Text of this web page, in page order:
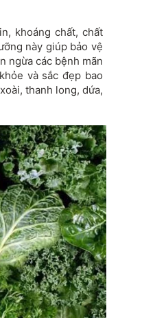
khoáng chất, chất
này giúp bảo vệ
ngừa các bệnh mãn
và sắc đẹp bao
thanh long, dứa,